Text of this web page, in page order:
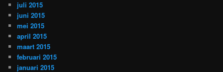
juli 2015
juni 2015
mei 2015
april 2015
maart 2015
februari 2015
januari 2015